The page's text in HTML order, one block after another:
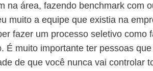
na área, fazendo benchmark com
muito a equipe que existia na
fazer um processo seletivo como
É muito importante ter pessoas
de que você nunca vai controlar